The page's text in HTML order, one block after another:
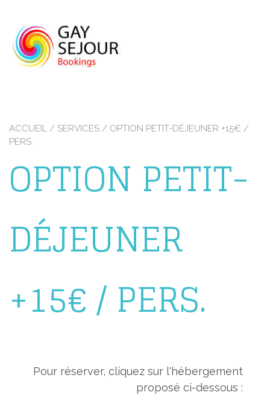
content
ACCUEIL / SERVICES / OPTION PETIT-DÉJEUNER +15€ /
PERS.
OPTION PETIT-
DÉJEUNER
+15€ / PERS.
Pour réserver, cliquez sur l'hébergement
proposé ci-dessous :